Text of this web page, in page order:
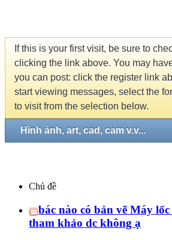
If this is your first visit, be sure to
clicking the link above. You may
you can post: click the register link
start viewing messages, select the
to visit from the selection below.
Hình ảnh, art, cad, cam v.v...
Chủ đề
bác nào có bản vẽ Máy
tham khảo dc không ạ